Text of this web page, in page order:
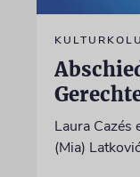
Laura Cazés
(Mia) Latković